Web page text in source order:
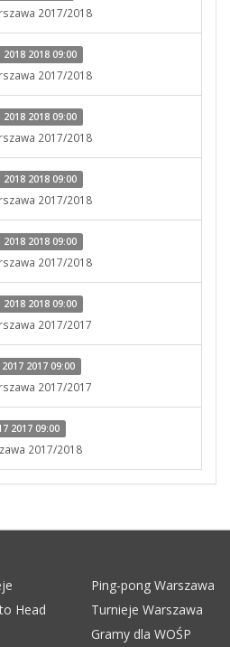
2017/2018
2018 09:00
2017/2018
2018 09:00
2017/2018
2018 09:00
2017/2018
2018 09:00
2017/2018
2018 09:00
2017/2017
2017 09:00
2017/2017
2017 09:00
2017/2018
Ping-pong Warszawa
Head
Turnieje Warszawa
Gramy dla WOŚP